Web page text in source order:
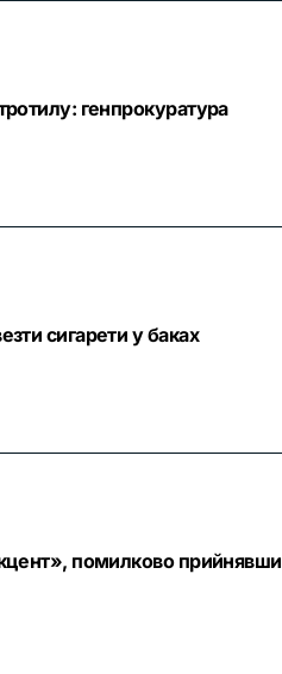
генпрокуратура
сигарети у баках
помилково прийнявши